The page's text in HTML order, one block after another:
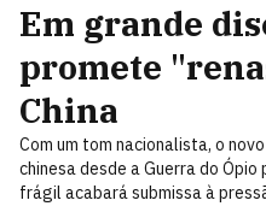
Em grande
promete
China
Com um tom nacionalista, o
chinesa desde a Guerra do
frágil acabará submissa à